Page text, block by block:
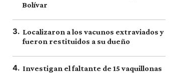
Bolívar
3. Localizaron a los vacunos extraviados y
fueron restituidos a su dueño
4. Investigan el faltante de 15 vaquillonas